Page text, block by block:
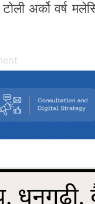
अर्को वर्ष